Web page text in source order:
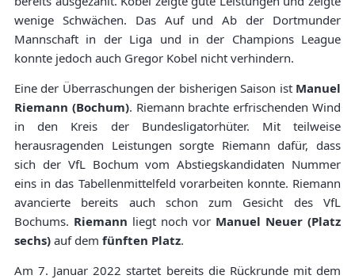
wenige Schwächen. Das Auf und Ab der Dortmunder
Mannschaft in der Liga und in der Champions League
konnte jedoch auch Gregor Kobel nicht verhindern.
Eine der Überraschungen der bisherigen Saison ist Manuel
Riemann (Bochum). Riemann brachte erfrischenden Wind
in den Kreis der Bundesligatorhüter. Mit teilweise
herausragenden Leistungen sorgte Riemann dafür, dass
sich der VfL Bochum vom Abstiegskandidaten Nummer
eins in das Tabellenmittelfeld vorarbeiten konnte. Riemann
avancierte bereits auch schon zum Gesicht des VfL
Bochums. Riemann liegt noch vor Manuel Neuer (Platz
sechs) auf dem fünften Platz.
Am 7. Januar 2022 startet bereits die Rückrunde mit dem